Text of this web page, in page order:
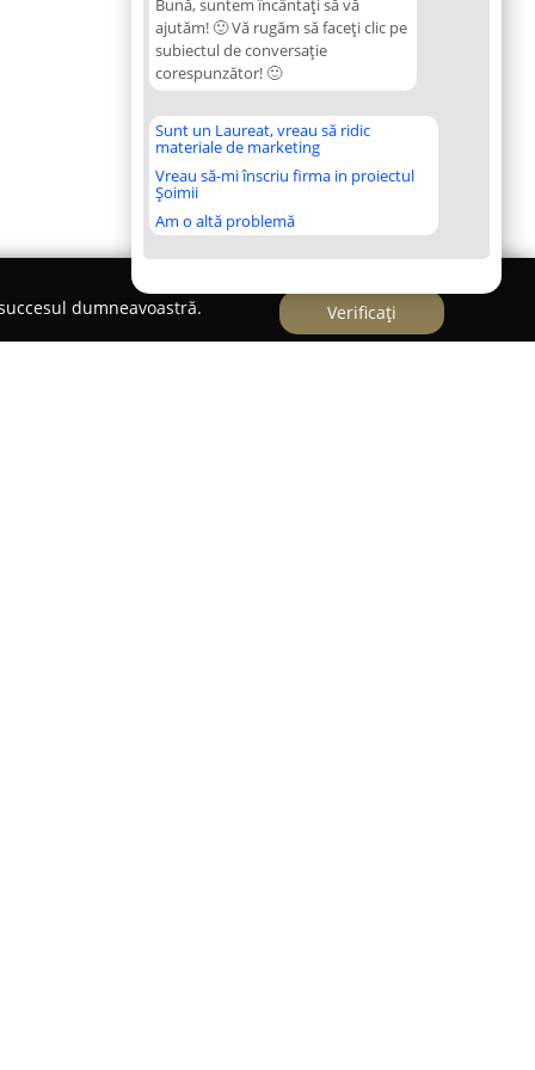
Bună, suntem încântați să vă
ajutăm! 🙂 Vă rugăm să faceți clic pe
subiectul de conversație
corespunzător! 🙂
Sunt un Laureat, vreau să ridic
materiale de marketing
Vreau să-mi înscriu firma in proiectul
Șoimii
Am o altă problemă
dumneavoastră. Verificați